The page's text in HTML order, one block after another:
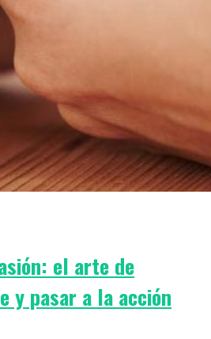
el arte de
y pasar a la acción